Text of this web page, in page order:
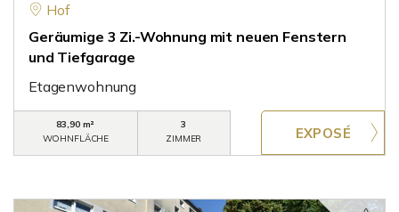
Hof
Geräumige 3 Zi.-Wohnung mit neuen Fenstern
und Tiefgarage
Etagenwohnung
83,90 m²
WOHNFLÄCHE
3
ZIMMER